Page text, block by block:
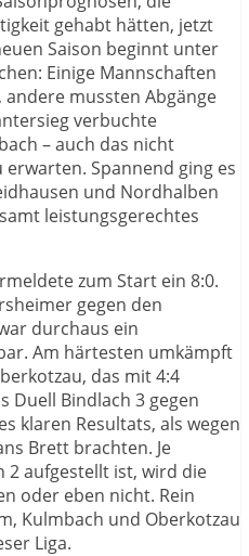
gehabt hätten, jetzt
Saison beginnt unter
Einige Mannschaften
mussten Abgänge
verbuchte
– auch das nicht
Spannend ging es
und Nordhalben
leistungsgerechtes
zum Start ein 8:0.
gegen den
durchaus ein
Am härtesten umkämpft
das mit 4:4
Duell Bindlach 3 gegen
klaren Resultats, als wegen
Brett brachten. Je
2 aufgestellt ist, wird die
oder eben nicht. Rein
Kulmbach und Oberkotzau
Liga.